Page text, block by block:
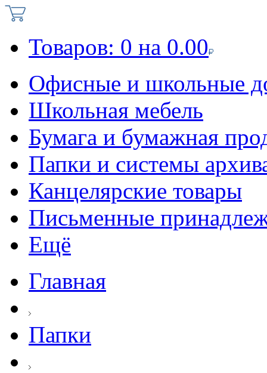
Товаров: 0 на 0.00
Офисные и школьные
Школьная мебель
Бумага и бумажная
Папки и системы
Канцелярские товары
Письменные
Ещё
Главная
Папки